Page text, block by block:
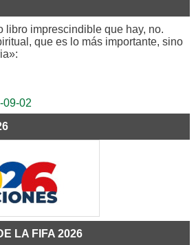
libro imprescindible que hay, no.
que es lo más importante, sino
LA FIFA 2026